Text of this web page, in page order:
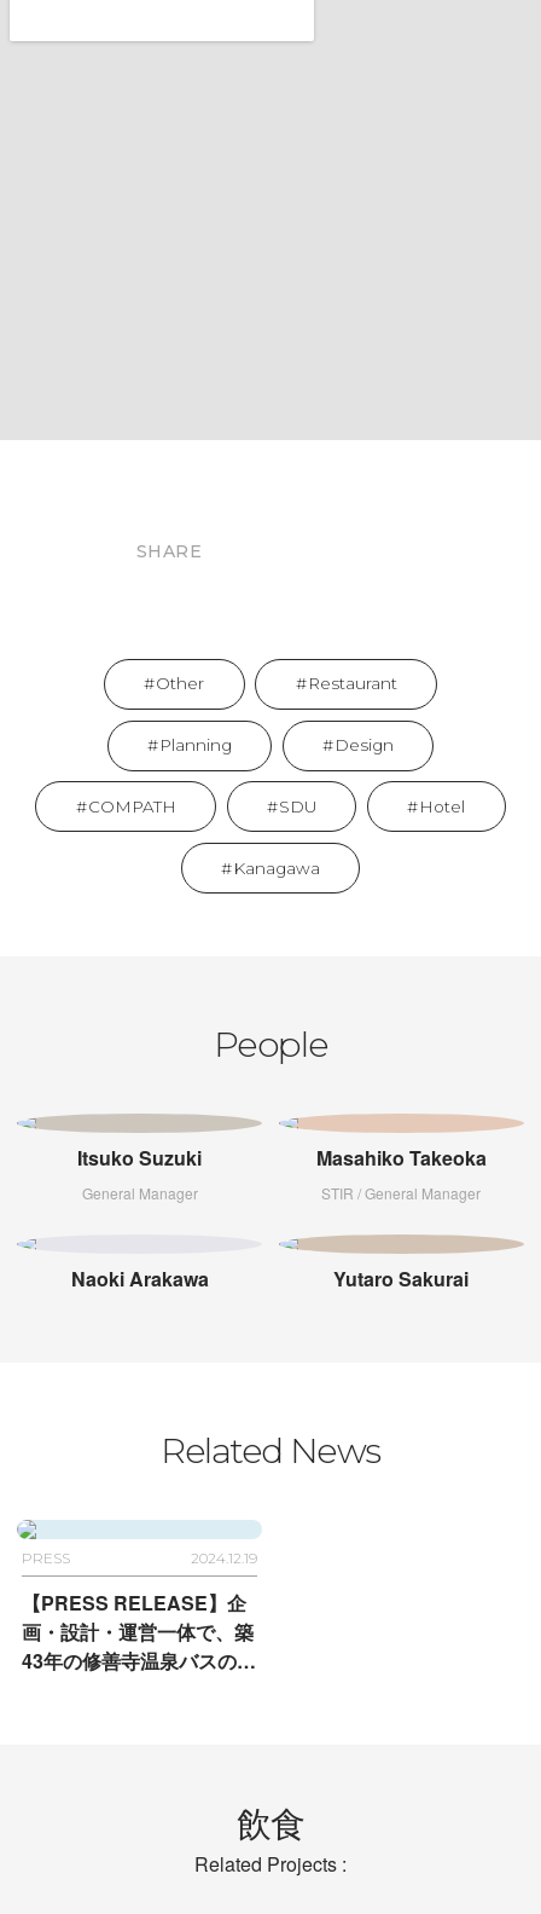
SHARE
Other Restaurant
Planning Design
COMPATH SDU Hotel
Kanagawa
People
Itsuko Suzuki
General Manager
Masahiko Takeoka
STIR / General Manager
Naoki Arakawa Yutaro Sakurai
Related News
PRESS 2024.12.19
【PRESS RELEASE】企
画・設計・運営一体で、築
43年の修善寺温泉バスのり
飲食
Related Projects :